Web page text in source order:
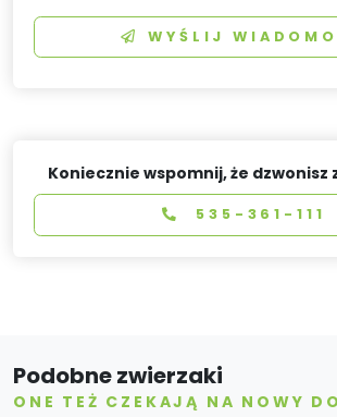
WYŚLIJ
Koniecznie wspomnij, że dzwonisz
535-361-111
Podobne zwierzaki
ONE TEŻ CZEKAJĄ NA NOWY